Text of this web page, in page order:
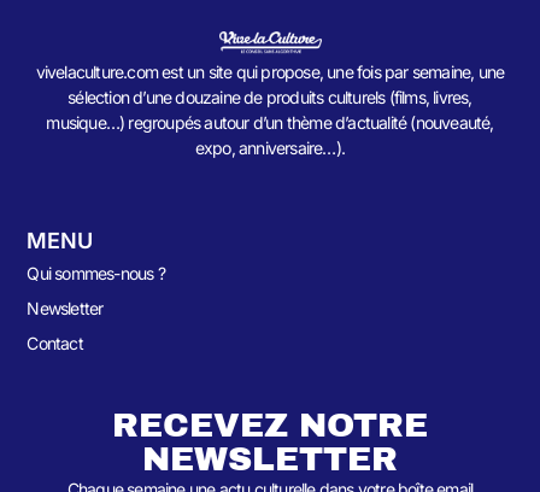
vivelaculture.com est un site qui propose, une fois par semaine, une
sélection d’une douzaine de produits culturels (films, livres,
musique…) regroupés autour d’un thème d’actualité (nouveauté,
expo, anniversaire…).
MENU
Qui sommes-nous ?
Newsletter
Contact
RECEVEZ NOTRE
NEWSLETTER